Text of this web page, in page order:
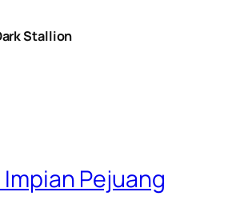
Stallion
Pejuang